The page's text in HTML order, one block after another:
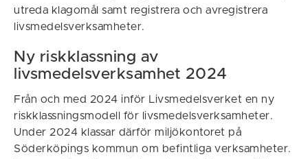
utreda klagomål samt registrera och avregistrera
livsmedelsverksamheter.
Ny riskklassning av
livsmedelsverksamhet 2024
Från och med 2024 inför Livsmedelsverket en ny
riskklassningsmodell för livsmedelsverksamheter.
Under 2024 klassar därför miljökontoret på
Söderköpings kommun om befintliga verksamheter.